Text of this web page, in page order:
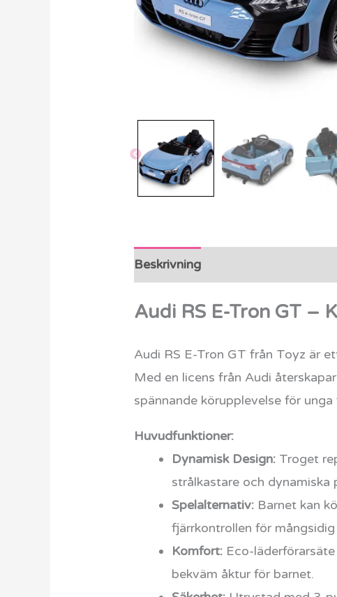
Beskrivning
Audi RS E-Tron GT –
Audi RS E-Tron GT från Toyz är
Med en licens från Audi
spännande körupplevelse för unga
Huvudfunktioner:
Dynamisk Design: Troget
strålkastare och dynamiska
Spelalternativ: Barnet kan
fjärrkontrollen för mångsidig
Komfort: Eco-
bekväm åktur för barnet.